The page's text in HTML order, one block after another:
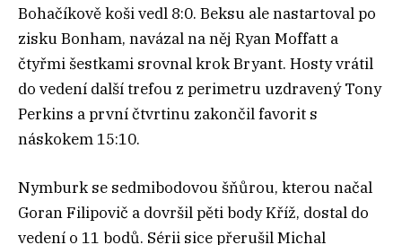
Bohačíkově koši vedl 8:0. Beksu ale nastartoval po
zisku Bonham, navázal na něj Ryan Moffatt a
čtyřmi šestkami srovnal krok Bryant. Hosty vrátil
do vedení další trefou z perimetru uzdravený Tony
Perkins a první čtvrtinu zakončil favorit s
náskokem 15:10.
Nymburk se sedmibodovou šňůrou, kterou načal
Goran Filipovič a dovršil pěti body Kříž, dostal do
vedení o 11 bodů. Sérii sice přerušil Michal